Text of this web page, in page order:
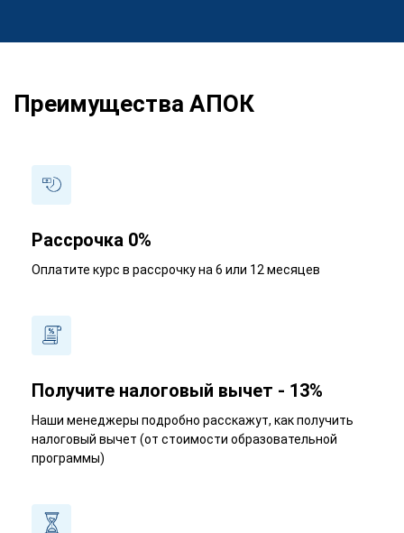
Преимущества АПОК
Рассрочка 0%
Оплатите курс в рассрочку на 6 или 12 месяцев
Получите налоговый вычет - 13%
Наши менеджеры подробно расскажут, как получить
налоговый вычет (от стоимости образовательной
программы)